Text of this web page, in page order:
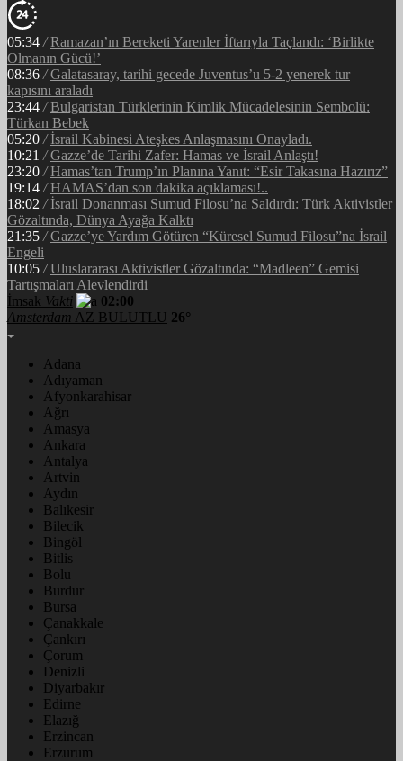
05:34 / Ramazan’ın Bereketi Yarenler İftarıyla Taçlandı: ‘Birlikte
Olmanın Gücü!’
08:36 / Galatasaray, tarihi gecede Juventus’u 5-2 yenerek tur
kapısını araladı
23:44 / Bulgaristan Türklerinin Kimlik Mücadelesinin Sembolü:
Türkan Bebek
05:20 / İsrail Kabinesi Ateşkes Anlaşmasını Onayladı.
10:21 / Gazze’de Tarihi Zafer: Hamas ve İsrail Anlaştı!
23:20 / Hamas’tan Trump’ın Planına Yanıt: “Esir Takasına Hazırız”
19:14 / HAMAS’dan son dakika açıklaması!..
18:02 / İsrail Donanması Sumud Filosu’na Saldırdı: Türk Aktivistler
Gözaltında, Dünya Ayağa Kalktı
21:35 / Gazze’ye Yardım Götüren “Küresel Sumud Filosu”na İsrail
Engeli
10:05 / Uluslararası Aktivistler Gözaltında: “Madleen” Gemisi
Tartışmaları Alevlendirdi
İmsak Vakti
02:00
Amsterdam AZ BULUTLU 26°
Adana
Adıyaman
Afyonkarahisar
Ağrı
Amasya
Ankara
Antalya
Artvin
Aydın
Balıkesir
Bilecik
Bingöl
Bitlis
Bolu
Burdur
Bursa
Çanakkale
Çankırı
Çorum
Denizli
Diyarbakır
Edirne
Elazığ
Erzincan
Erzurum